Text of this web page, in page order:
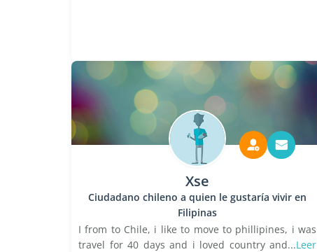
Xse
Ciudadano chileno a quien le gustaría vivir en
Filipinas
I from to Chile, i like to move to phillipines, i was
travel for 40 days and i loved country and...Leer